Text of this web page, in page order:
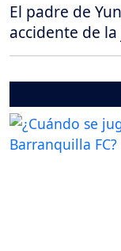
El padre de
accidente de